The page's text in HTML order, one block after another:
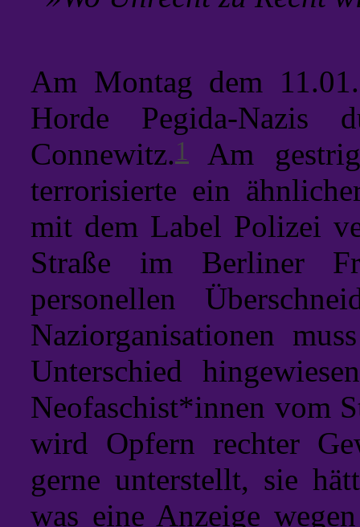
Am Montag dem
Horde Pegida-Nazis
Connewitz.1
Am
terrorisierte ein
mit dem Label Polizei
Straße im Berliner
personellen
Naziorganisationen
Unterschied
Neofaschist*innen vom
wird Opfern rechter
gerne unterstellt, sie
was eine Anzeige